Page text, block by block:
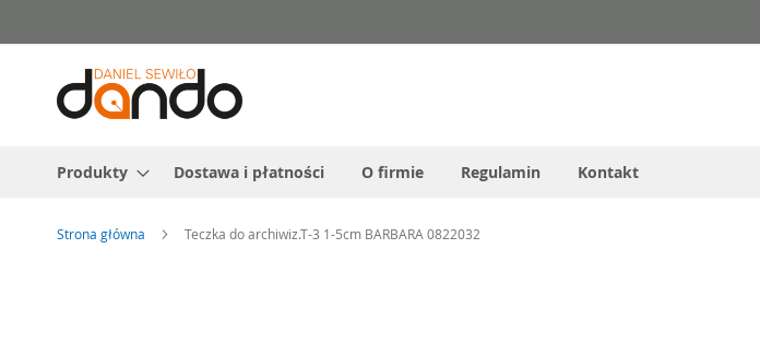
do
treści
Produkty Dostawa i płatności O firmie Regulamin Kontakt
Strona główna Teczka do archiwiz.T-3 1-5cm BARBARA 0822032